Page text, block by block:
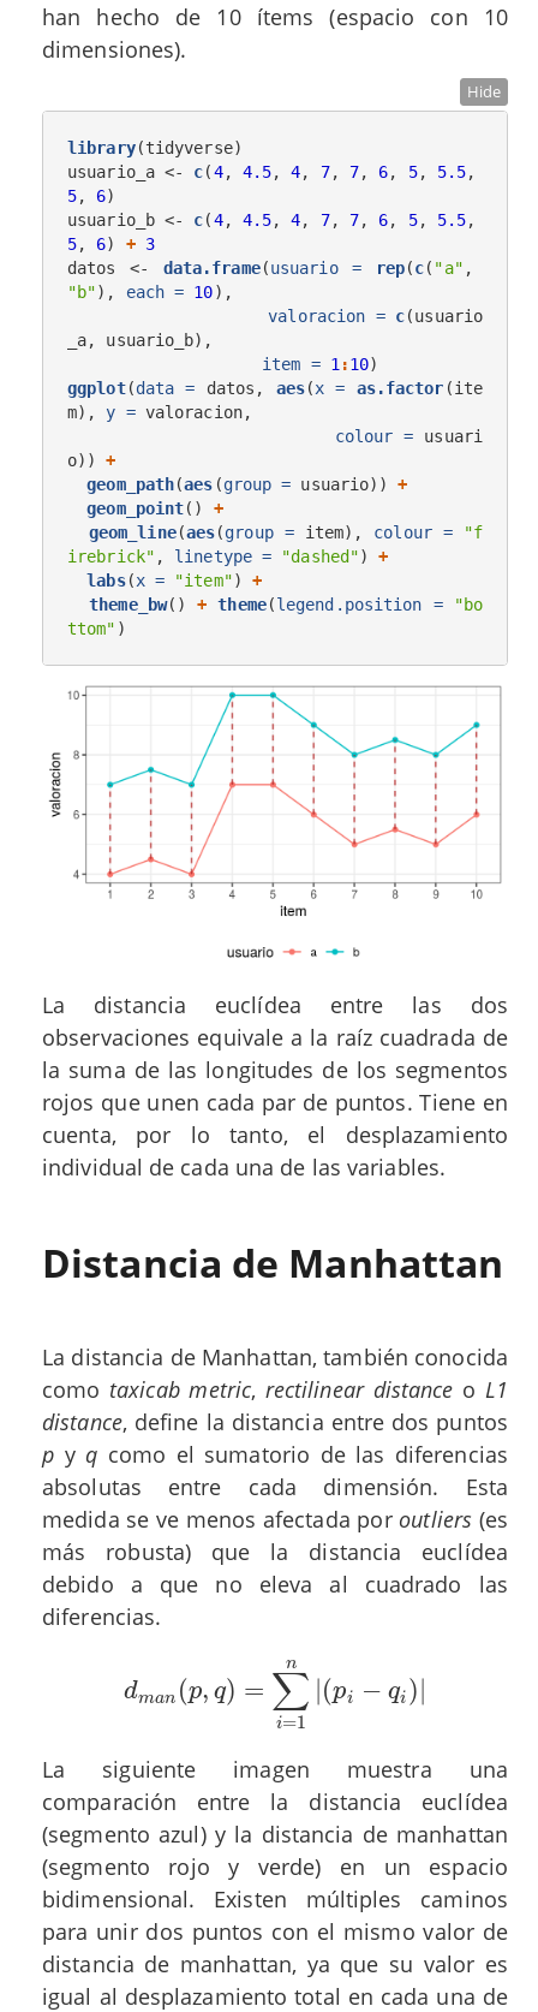
han hecho de 10 ítems (espacio con 10
dimensiones).
Hide
library(tidyverse)
usuario_a <-
c(4, 4.5, 4, 7, 7, 6, 5, 5.5
5, 6)
usuario_b <-
c(4, 4.5, 4, 7, 7, 6, 5, 5.5
5, 6) + 3
datos <-
data.frame(usuario = rep(c( "a"
"b"), each = 10),
valoracion = c(usuario
_a, usuario_b),
item = 1:10
ggplot(data = datos, aes(x = as.factor (ite
m), y = valoracion,
colour = usuari
o)) +
geom_path(aes (group = usuario)) +
geom_point() +
geom_line(aes(group = item), colour =
"f
irebrick" , linetype = "dashed") +
labs(x = "item") +
theme_bw() + theme(legend.position =
"bo
ttom" )
La distancia euclídea entre las dos
observaciones equivale a la raíz cuadrada de
la suma de las longitudes de los segmentos
rojos que unen cada par de puntos. Tiene en
cuenta, por lo tanto, el desplazamiento
individual de cada una de las variables.
Distancia de Manhattan
La distancia de Manhattan, también conocida
como taxicab metric, rectilinear distance o L1
distance, define la distancia entre dos puntos
p y q como el sumatorio de las diferencias
absolutas entre cada dimensión. Esta
medida se ve menos afectada por outliers (es
más robusta) que la distancia euclídea
debido a que no eleva al cuadrado las
diferencias.
dman (p, q) = ∑
i=1
n
(pi − qi )
dm an( p,q )=∑ i= n |(pi −qi )|
La siguiente imagen muestra una
comparación entre la distancia euclídea
(segmento azul) y la distancia de manhattan
(segmento rojo y verde) en un espacio
bidimensional. Existen múltiples caminos
para unir dos puntos con el mismo valor de
distancia de manhattan, ya que su valor es
igual al desplazamiento total en cada una de